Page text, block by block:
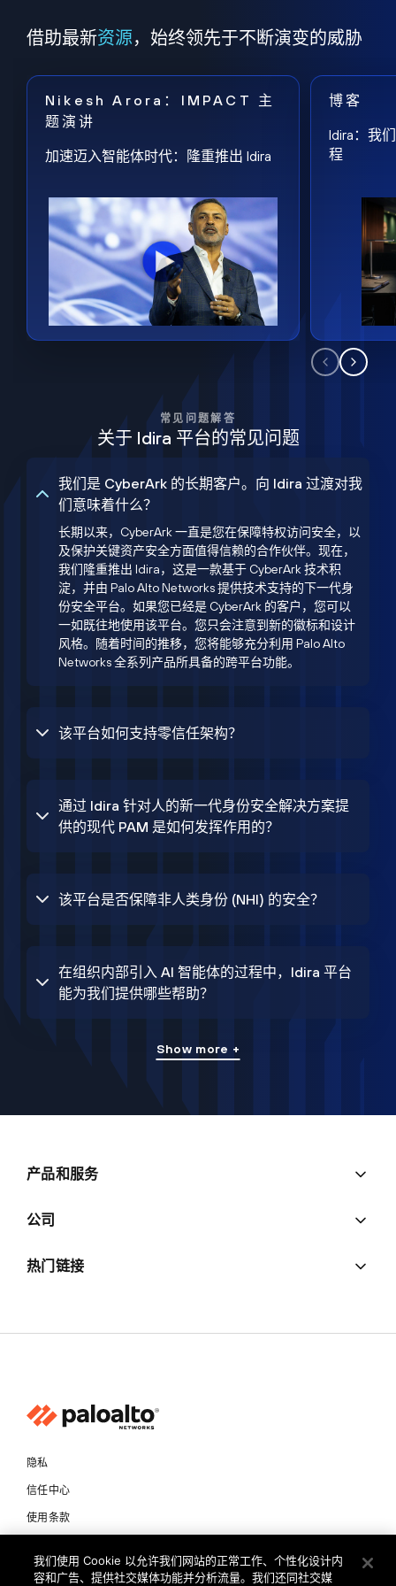
借助最新资源，始终领先于不断演变的威胁
Nikesh Arora：IMPACT 主
题演讲
加速迈入智能体时代：隆重推出 Idira
博客
Idira：我
程
常见问题解答
关于 Idira 平台的常见问题
我们是 CyberArk 的长期客户。向 Idira 过渡对我
们意味着什么？
长期以来，CyberArk 一直是您在保障特权访问安全，以
及保护关键资产安全方面值得信赖的合作伙伴。现在，
我们隆重推出 Idira，这是一款基于 CyberArk 技术积
淀，并由 Palo Alto Networks 提供技术支持的下一代身
份安全平台。如果您已经是 CyberArk 的客户，您可以
一如既往地使用该平台。您只会注意到新的徽标和设计
风格。随着时间的推移，您将能够充分利用 Palo Alto
Networks 全系列产品所具备的跨平台功能。
该平台如何支持零信任架构？
通过 Idira 针对人的新一代身份安全解决方案提
供的现代 PAM 是如何发挥作用的？
该平台是否保障非人类身份 (NHI) 的安全？
在组织内部引入 AI 智能体的过程中，Idira 平台
能为我们提供哪些帮助？
Show more +
产品和服务
公司
热门链接
隐私
信任中心
使用条款
我们使用 Cookie 以允许我们网站的正常工作、个性化设计内
容和广告、提供社交媒体功能并分析流量。我们还同社交媒